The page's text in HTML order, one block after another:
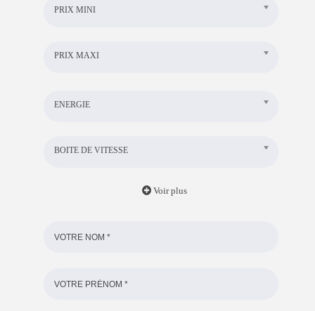
PRIX MINI
PRIX MAXI
ENERGIE
BOITE DE VITESSE
Voir plus